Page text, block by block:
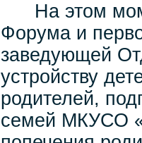
На этом
Форума и
заведующей
устройству
родителей,
семей МКУСО